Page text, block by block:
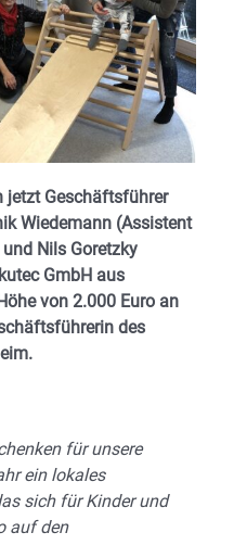
jetzt Geschäftsführer
Wiedemann (Assistent
Nils Goretzky
GmbH aus
von 2.000 Euro an
des
für unsere
ein lokales
sich für Kinder und
auf den